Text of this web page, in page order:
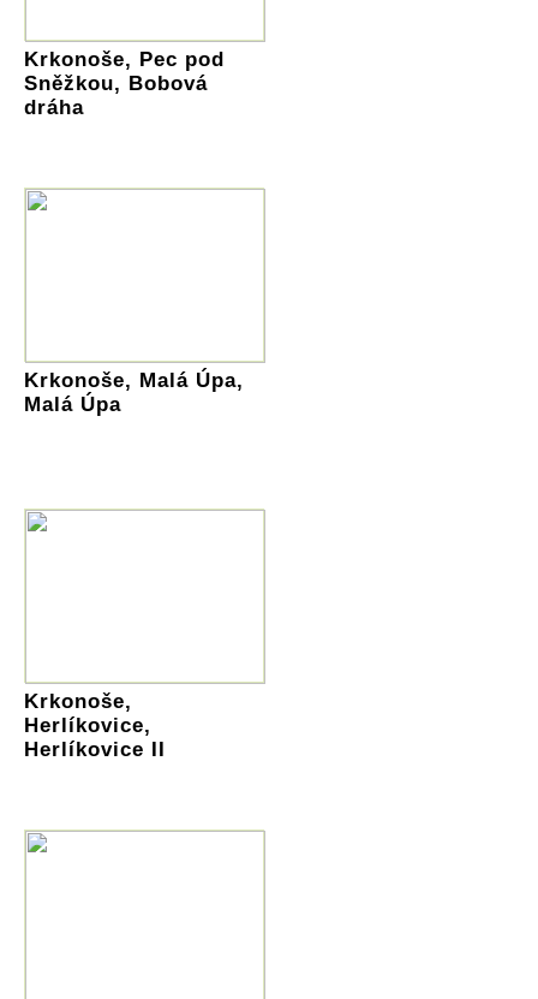
Krkonoše, Pec pod
Sněžkou, Bobová
dráha
Krkonoše, Malá Úpa,
Malá Úpa
Krkonoše,
Herlíkovice,
Herlíkovice II